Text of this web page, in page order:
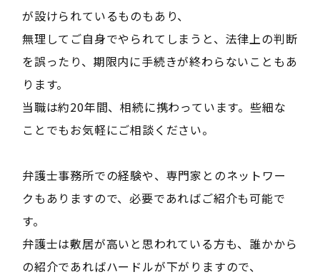
が設けられているものもあり、
無理してご自身でやられてしまうと、法律上の判断
を誤ったり、期限内に手続きが終わらないこともあ
ります。
当職は約20年間、相続に携わっています。些細な
ことでもお気軽にご相談ください。
弁護士事務所での経験や、専門家とのネットワー
クもありますので、必要であればご紹介も可能で
す。
弁護士は敷居が高いと思われている方も、誰かから
の紹介であればハードルが下がりますので、